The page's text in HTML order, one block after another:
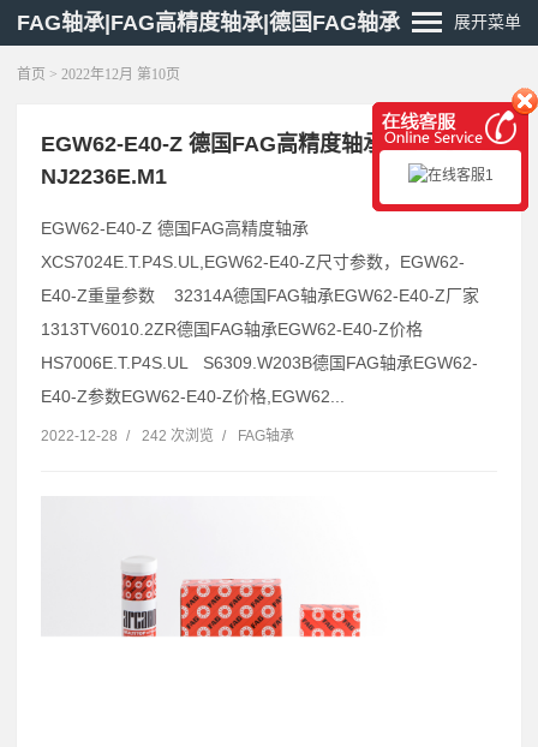
FAG轴承|FAG高精度轴承|德国FAG轴承 展开菜单
首页 > 2022年12月 第10页
EGW62-E40-Z 德国FAG高精度轴承
NJ2236E.M1
EGW62-E40-Z 德国FAG高精度轴承
XCS7024E.T.P4S.UL,EGW62-E40-Z尺寸参数，EGW62-
E40-Z重量参数 32314A德国FAG轴承EGW62-E40-Z厂家
1313TV6010.2ZR德国FAG轴承EGW62-E40-Z价格
HS7006E.T.P4S.UL S6309.W203B德国FAG轴承EGW62-
E40-Z参数EGW62-E40-Z价格,EGW62...
2022-12-28 / 242 次浏览 / FAG轴承